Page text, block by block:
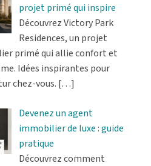
projet primé qui inspire
Découvrez Victory Park
Residences, un projet
primé qui allie confort et
Idées inspirantes pour
chez-vous. […]
Devenez un agent
immobilier de luxe : guide
pratique
Découvrez comment